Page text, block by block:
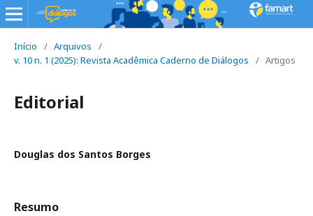
Início / Arquivos
/
v. 10 n. 1 (2025): Revista Acadêmica Caderno de Diálogos
/ Artigos
Editorial
Douglas dos Santos Borges
Resumo